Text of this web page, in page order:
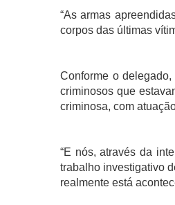
“As armas
corpos das últimas
Conforme o
criminosos que
criminosa, com
“E nós, através da
trabalho investigativo
realmente está